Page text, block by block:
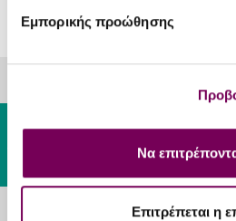
Εμπορικής προώθησης
Να
Επιτρέπεται η
ΊΣΩΣ ΣΑΣ